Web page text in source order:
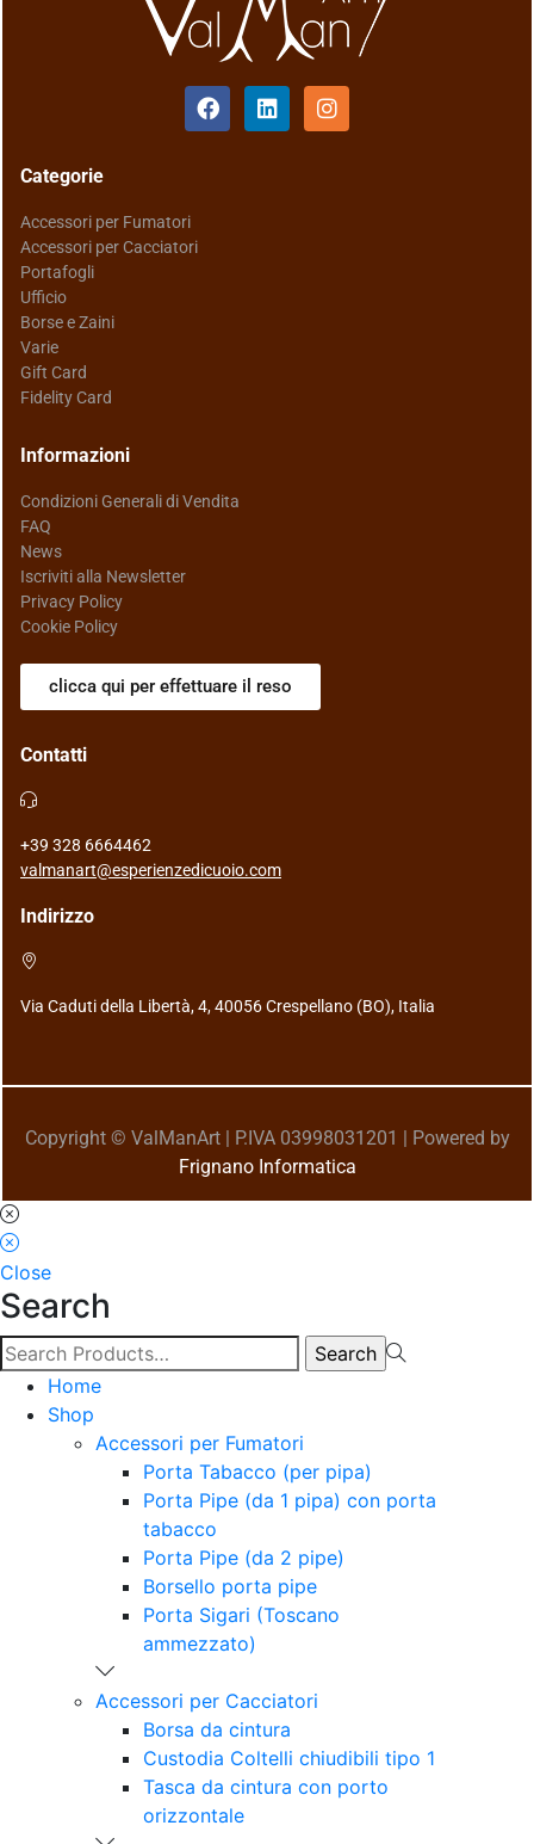
Categorie
Accessori per Fumatori
Accessori per Cacciatori
Portafogli
Ufficio
Borse e Zaini
Varie
Gift Card
Fidelity Card
Informazioni
Condizioni Generali di Vendita
FAQ
News
Iscriviti alla Newsletter
Privacy Policy
Cookie Policy
clicca qui per effettuare il reso
Contatti
+39 328 6664462
valmanart@esperienzedicuoio.com
Indirizzo
Via Caduti della Libertà, 4, 40056 Crespellano (BO), Italia
Copyright © ValManArt | P.IVA 03998031201 | Powered by
Frignano Informatica
Close
Search
Home
Shop
Accessori per Fumatori
Porta Tabacco (per pipa)
Porta Pipe (da 1 pipa) con porta
tabacco
Porta Pipe (da 2 pipe)
Borsello porta pipe
Porta Sigari (Toscano
ammezzato)
Accessori per Cacciatori
Borsa da cintura
Custodia Coltelli chiudibili tipo 1
Tasca da cintura con porto
orizzontale